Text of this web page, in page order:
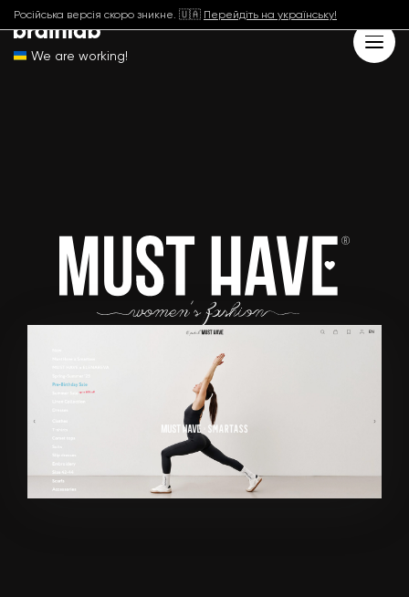
Російська версія скоро зникне. 🇺🇦 Перейдіть на українську!
We are working!